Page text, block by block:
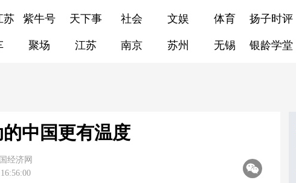
苏 紫牛号 天下事 社会 文娱 体育 扬子时评
聚场 江苏 南京 苏州 无锡 银龄学堂
中国更有温度
经济网